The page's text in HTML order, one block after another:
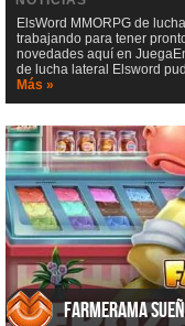
ElsWord MMORPG de
trabajando para tener
novedades aquí en
de lucha lateral Elsword
Más »
Farmerama